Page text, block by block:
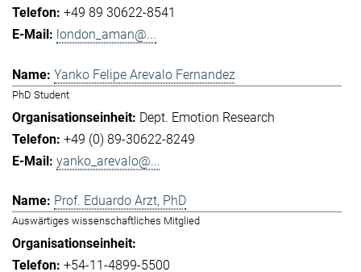
+49 89 30622-8541
london_aman@...
Yanko Felipe Arevalo Fernandez
PhD Student
Dept. Emotion Research
+49 (0) 89-30622-8249
yanko_arevalo@...
Prof. Eduardo Arzt, PhD
Auswärtiges wissenschaftliches Mitglied
+54-11-4899-5500